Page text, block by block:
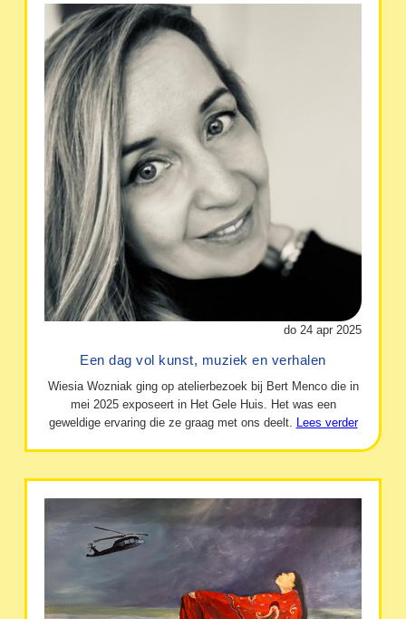
do 24 apr 2025
Een dag vol kunst, muziek en verhalen
Wiesia Wozniak ging op atelierbezoek bij Bert Menco die in
mei 2025 exposeert in Het Gele Huis. Het was een
geweldige ervaring die ze graag met ons deelt.
Lees verder